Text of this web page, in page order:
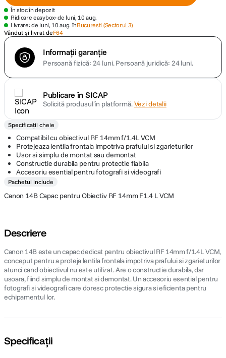
7. sony fx
8. card memorie
9. dji mic mini
10
În stoc în depozit
Ridicare easybox: de luni, 10 aug.
Livrare: de luni, 10 aug. înBucuresti (Sectorul 3)
Vândut și livrat deF64
Informații garanție
Persoană fizică: 24 luni.Persoană juridică: 24 luni.
Publicare în SICAP
Solicită produsul în platformă.Vezi detalii
Specificații cheie
Compatibil cu obiectivul RF 14mm f/1.4L VCM
Protejeaza lentila frontala impotriva prafului si zgarieturilor
Usor si simplu de montat sau demontat
Constructie durabila pentru protectie fiabila
Accesoriu esential pentru fotografi si videografi
Pachetul include
Canon 14B Capac pentru Obiectiv RF 14mm F1.4 L VCM
Descriere
Canon 14B este un capac dedicat pentru obiectivul RF 14mm f/1.4L VCM,
conceput pentru a proteja lentila frontala impotriva prafului si zgarieturilor
atunci cand obiectivul nu este utilizat. Are o constructie durabila, dar
usoara, fiind simplu de montat si demontat. Un accesoriu esential pentru
fotografi si videografi care doresc protectie sigura si eficienta pentru
echipamentul lor.
Specificații